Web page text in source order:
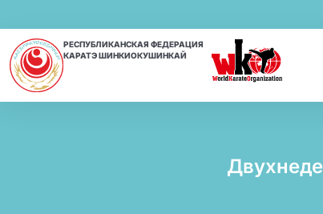
РЕСПУБЛИКАНСКАЯ ФЕДЕРАЦИЯ
КАРАТЭ ШИНКИОКУШИНКАЙ